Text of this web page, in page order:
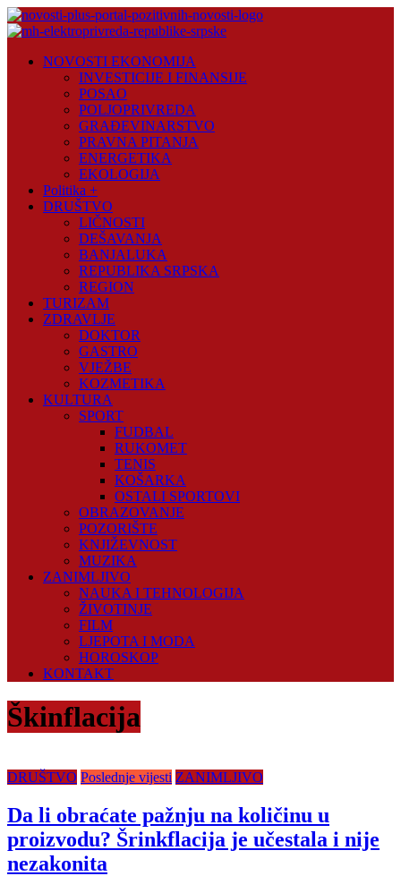
Skip
to
Plus
NOVOSTI EKONOMIJA
INVESTICIJE I FINANSIJE
POSAO
POLJOPRIVREDA
GRAĐEVINARSTVO
PRAVNA PITANJA
ENERGETIKA
EKOLOGIJA
Politika +
DRUŠTVO
LIČNOSTI
DEŠAVANJA
BANJALUKA
REPUBLIKA SRPSKA
REGION
TURIZAM
ZDRAVLJE
DOKTOR
GASTRO
VJEŽBE
KOZMETIKA
KULTURA
SPORT
FUDBAL
RUKOMET
TENIS
KOŠARKA
OSTALI SPORTOVI
OBRAZOVANJE
POZORIŠTE
KNJIŽEVNOST
MUZIKA
ZANIMLJIVO
NAUKA I TEHNOLOGIJA
ŽIVOTINJE
FILM
LJEPOTA I MODA
HOROSKOP
KONTAKT
Škinflacija
DRUŠTVO Poslednje vijesti ZANIMLJIVO
Da li obraćate pažnju na količinu u
proizvodu? Šrinkflacija je učestala i nije
nezakonita